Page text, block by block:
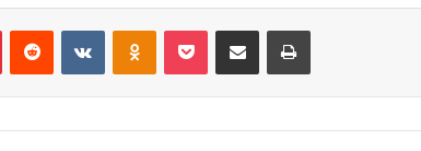
PinterestReddit VKontakteOdnoklassniki
Pocket Share via Email Print